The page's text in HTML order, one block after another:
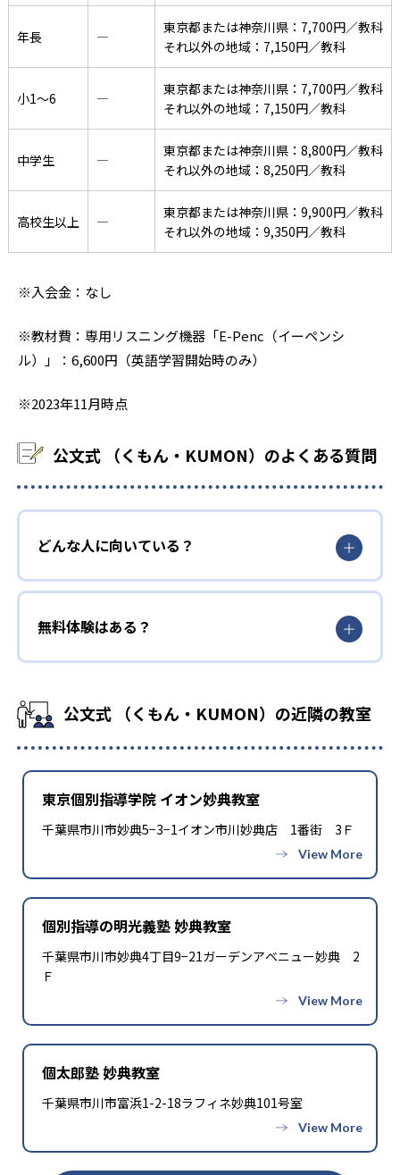
年長 ―
東京都または神奈川県：7,700円／教科
それ以外の地域：7,150円／教科
小1〜6 ―
東京都または神奈川県：7,700円／教科
それ以外の地域：7,150円／教科
中学生 ―
東京都または神奈川県：8,800円／教科
それ以外の地域：8,250円／教科
高校生以上 ―
東京都または神奈川県：9,900円／教科
それ以外の地域：9,350円／教科
※入会金：なし
※教材費：専用リスニング機器「E-Penc（イーペンシ
ル）」：6,600円（英語学習開始時のみ）
※2023年11月時点
公文式 （くもん・KUMON）のよくある質問
どんな人に向いている？
無料体験はある？
公文式 （くもん・KUMON）の近隣の教室
東京個別指導学院 イオン妙典教室
千葉県市川市妙典5−3−1イオン市川妙典店 1番街 3Ｆ
個別指導の明光義塾 妙典教室
千葉県市川市妙典4丁目9−21ガーデンアベニュー妙典 2
Ｆ
個太郎塾 妙典教室
千葉県市川市富浜1-2-18ラフィネ妙典101号室